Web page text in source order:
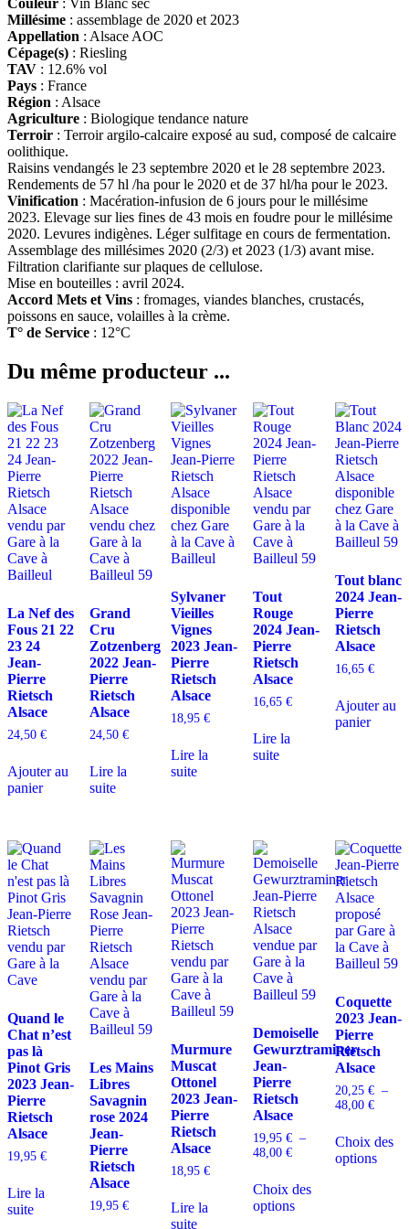
Couleur : Vin Blanc sec
Millésime : assemblage de 2020 et 2023
Appellation : Alsace AOC
Cépage(s) : Riesling
TAV : 12.6% vol
Pays : France
Région : Alsace
Agriculture : Biologique tendance nature
Terroir : Terroir argilo-calcaire exposé au sud, composé de calcaire
oolithique.
Raisins vendangés le 23 septembre 2020 et le 28 septembre 2023.
Rendements de 57 hl /ha pour le 2020 et de 37 hl/ha pour le 2023.
Vinification : Macération-infusion de 6 jours pour le millésime
2023. Elevage sur lies fines de 43 mois en foudre pour le millésime
2020. Levures indigènes. Léger sulfitage en cours de fermentation.
Assemblage des millésimes 2020 (2/3) et 2023 (1/3) avant mise.
Filtration clarifiante sur plaques de cellulose.
Mise en bouteilles : avril 2024.
Accord Mets et Vins : fromages, viandes blanches, crustacés,
poissons en sauce, volailles à la crème.
T° de Service : 12°C
Du même producteur ...
La Nef des
Fous 21 22
23 24
Jean-
Pierre
Rietsch
Alsace
24,50 €
Ajouter au
panier
Grand
Cru
Zotzenberg
2022 Jean-
Pierre
Rietsch
Alsace
24,50 €
Lire la
suite
Sylvaner
Vieilles
Vignes
2023 Jean-
Pierre
Rietsch
Alsace
18,95€
Lire la
suite
Tout
Rouge
2024 Jean-
Pierre
Rietsch
Alsace
16,65 €
Lire la
suite
Tout blanc
2024 Jean-
Pierre
Rietsch
Alsace
16,65 €
Ajouter au
panier
Quand le
Chat n’est
pas là
Pinot Gris
2023 Jean-
Pierre
Rietsch
Alsace
19,95 €
Lire la
suite
Les Mains
Libres
Savagnin
rose 2024
Jean-
Pierre
Rietsch
Alsace
19,95 €
Murmure
Muscat
Ottonel
2023 Jean-
Pierre
Rietsch
Alsace
18,95€
Lire la
suite
Demoiselle
Gewurztraminer
Jean-
Pierre
Rietsch
Alsace
19,95 € –
48,00 €Plage
19,95 €
à
Choix des
options
Coquette
2023 Jean-
Pierre
Rietsch
Alsace
20,25 € –
48,00 €Plage
20,25
à
Choix des
options